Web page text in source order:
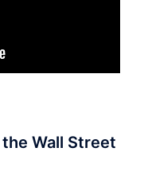
Wall Street